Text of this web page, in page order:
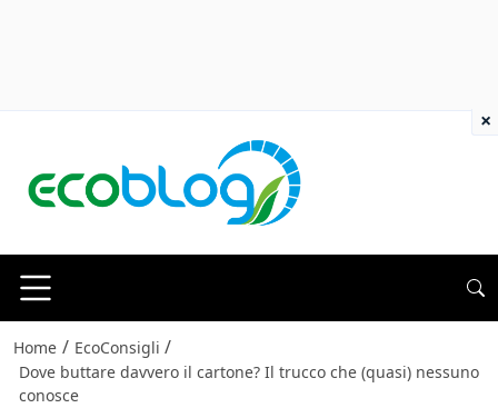
Home / EcoConsigli /
Dove buttare davvero il cartone? Il trucco che (quasi) nessuno
conosce
×